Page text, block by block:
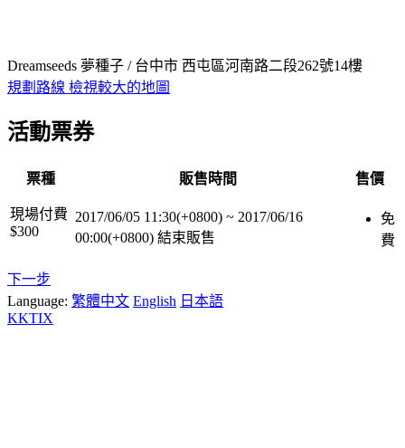
Dreamseeds 夢種子 / 台中市 西屯區河南路二段262號14樓
規劃路線 檢視較大的地圖
活動票券
票種 販售時間 售價
現場付費
$300
2017/06/05 11:30(+0800) ~ 2017/06/16
00:00(+0800) 結束販售
免
費
下一步
Language: 繁體中文 English 日本語
KKTIX